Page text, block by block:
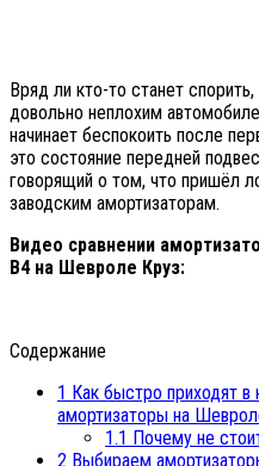
Вряд ли кто-то станет
довольно неплохим
начинает беспокоить после
это состояние передней
говорящий о том, что пришёл
заводским амортизаторам.
Видео сравнении
B4 на Шевроле Круз:
Содержание
1 Как быстро приходят в
амортизаторы на
1.1 Почему не
2 Выбираем